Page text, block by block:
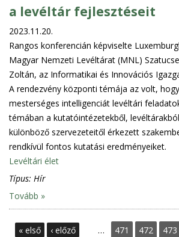
a levéltár fejlesztéseit
2023.11.20.
Rangos konferencián képviselte
Magyar Nemzeti Levéltárat (MNL)
Zoltán, az Informatikai és Innovációs
A rendezvény központi témája az volt,
mesterséges intelligenciát levéltári
témában a kutatóintézetekből,
különböző szervezeteitől érkezett
rendkívül fontos kutatási eredményeiket.
Levéltári élet
Típus: Hír
Tovább »
P « első ‹ előző … 471 472 473